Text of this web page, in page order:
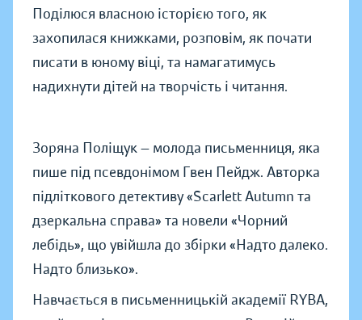
Поділюся власною історією того, як
захопилася книжками, розповім, як почати
писати в юному віці, та намагатимусь
надихнути дітей на творчість і читання.
Зоряна Поліщук — молода письменниця, яка
пише під псевдонімом Гвен Пейдж. Авторка
підліткового детективу «Scarlett Autumn та
дзеркальна справа» та новели «Чорний
лебідь», що увійшла до збірки «Надто далеко.
Надто близько».
Навчається в письменницькій академії RYBA,